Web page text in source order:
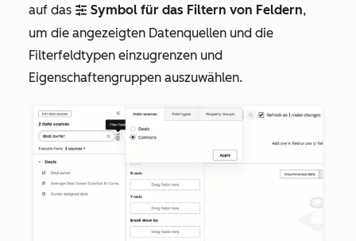
auf das filter Symbol für das Filtern von Feldern,
um die angezeigten Datenquellen und die
Filterfeldtypen einzugrenzen und
Eigenschaftengruppen auszuwählen.